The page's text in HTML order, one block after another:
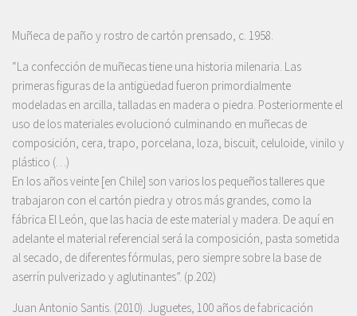
Muñeca de paño y rostro de cartón prensado, c. 1958.
“La confección de muñecas tiene una historia milenaria. Las
primeras figuras de la antigüedad fueron primordialmente
modeladas en arcilla, talladas en madera o piedra. Posteriormente el
uso de los materiales evolucionó culminando en muñecas de
composición, cera, trapo, porcelana, loza, biscuit, celuloide, vinilo y
plástico (…)
En los años veinte [en Chile] son varios los pequeños talleres que
trabajaron con el cartón piedra y otros más grandes, como la
fábrica El León, que las hacia de este material y madera. De aquí en
adelante el material referencial será la composición, pasta sometida
al secado, de diferentes fórmulas, pero siempre sobre la base de
aserrín pulverizado y aglutinantes”. (p.202)
Juan Antonio Santis. (2010). Juguetes, 100 años de fabricación